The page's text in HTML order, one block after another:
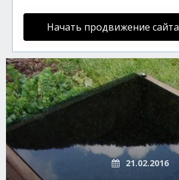
Начать продвижение сайта
21.02.2016